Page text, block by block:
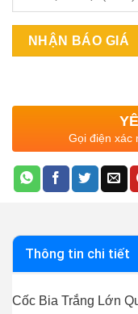
Gọi điện xác
Thông tin chi tiết
Cốc Bia Trắng Lớn